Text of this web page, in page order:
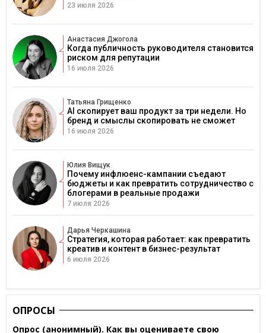
23 июля 2026
Анастасия Джогола
Когда публичность руководителя становится
риском для репутации
16 июля 2026
Татьяна Грищенко
AI скопирует ваш продукт за три недели. Но
бренд и смыслы скопировать не сможет
16 июля 2026
Юлия Вищук
Почему инфлюенс-кампании съедают
бюджеты и как превратить сотрудничество с
блогерами в реальные продажи
7 июля 2026
Дарья Черкашина
Стратегия, которая работает: как превратить
креатив и контент в бизнес-результат
6 июля 2026
ОПРОСЫ
Опрос (анонимный). Как вы оцениваете свою